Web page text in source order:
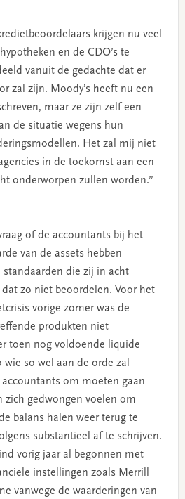
krijgen nu veel
en de CDO’s te
vanuit de gedachte dat er
zal zijn. Moody’s heeft nu een
maar ze zijn zelf een
de situatie wegens hun
Het zal mij niet
in de toekomst aan een
onderworpen zullen worden.”
of de accountants bij het
van de assets hebben
die zij in acht
zo niet beoordelen. Voor het
vorige zomer was de
produkten niet
toen nog voldoende liquide
so wel aan de orde zal
om moeten gaan
zich gedwongen voelen om
balans halen weer terug te
substantieel af te schrijven.
vorig jaar al begonnen met
instellingen zoals Merrill
vanwege de waarderingen van